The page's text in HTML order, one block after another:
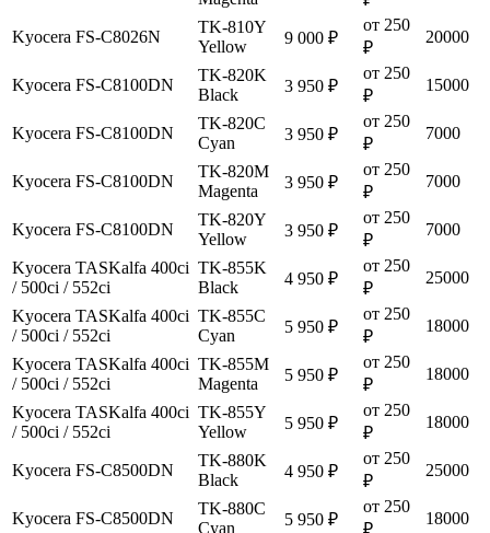
Kyocera FS-C8026N
TK-810Y
Yellow
9 000 ₽
от 250
₽
20000
Kyocera FS-C8100DN
TK-820K
Black
3 950 ₽
от 250
₽
15000
Kyocera FS-C8100DN
TK-820C
Cyan
3 950 ₽
от 250
₽
7000
Kyocera FS-C8100DN
TK-820M
Magenta
3 950 ₽
от 250
₽
7000
Kyocera FS-C8100DN
TK-820Y
Yellow
3 950 ₽
от 250
₽
7000
Kyocera TASKalfa 400ci
/ 500ci / 552сi
TK-855K
Black
4 950 ₽
от 250
₽
25000
Kyocera TASKalfa 400ci
/ 500ci / 552сi
TK-855C
Cyan
5 950 ₽
от 250
₽
18000
Kyocera TASKalfa 400ci
/ 500ci / 552сi
TK-855M
Magenta
5 950 ₽
от 250
₽
18000
Kyocera TASKalfa 400ci
/ 500ci / 552сi
TK-855Y
Yellow
5 950 ₽
от 250
₽
18000
Kyocera FS-C8500DN
TK-880K
Black
4 950 ₽
от 250
₽
25000
Kyocera FS-C8500DN
TK-880C
Cyan
5 950 ₽
от 250
₽
18000